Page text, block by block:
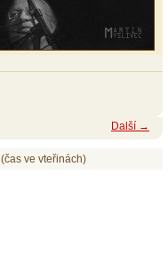
Další →
(čas ve vteřinách)